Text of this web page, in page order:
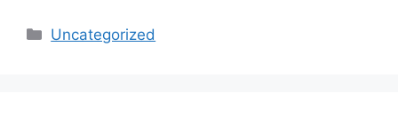
Categories
Uncategorized